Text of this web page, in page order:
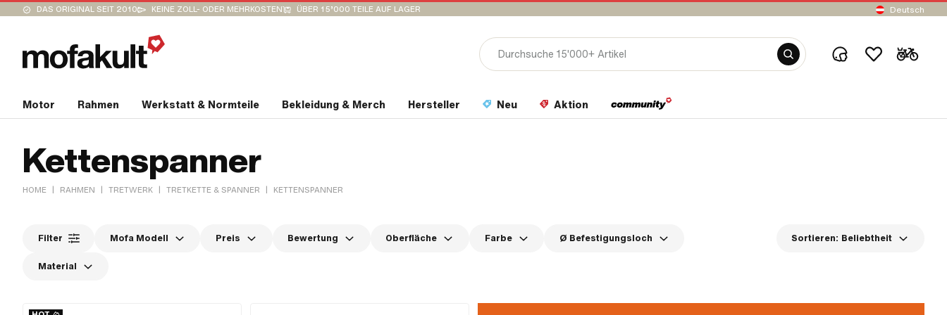
DAS ORIGINAL SEIT 2010 KEINE ZOLL- ODER MEHRKOSTEN ÜBER 15’000 TEILE AUF LAGER Deutsch
Motor Rahmen Werkstatt & Normteile Bekleidung & Merch Hersteller Neu Aktion
Kettenspanner
HOME | RAHMEN | TRETWERK | TRETKETTE & SPANNER | KETTENSPANNER
Filter Mofa Modell Preis Bewertung Oberfläche Farbe Ø Befestigungsloch
Material
Sortieren: Beliebtheit